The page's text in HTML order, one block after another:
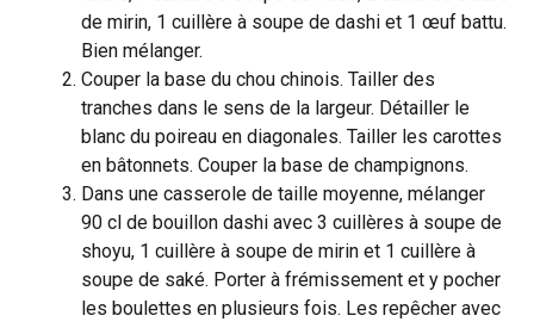
de mirin, 1 cuillère à soupe de dashi et 1 œuf battu.
Bien mélanger.
Couper la base du chou chinois. Tailler des
tranches dans le sens de la largeur. Détailler le
blanc du poireau en diagonales. Tailler les carottes
en bâtonnets. Couper la base de champignons.
Dans une casserole de taille moyenne, mélanger
90 cl de bouillon dashi avec 3 cuillères à soupe de
shoyu, 1 cuillère à soupe de mirin et 1 cuillère à
soupe de saké. Porter à frémissement et y pocher
les boulettes en plusieurs fois. Les repêcher avec